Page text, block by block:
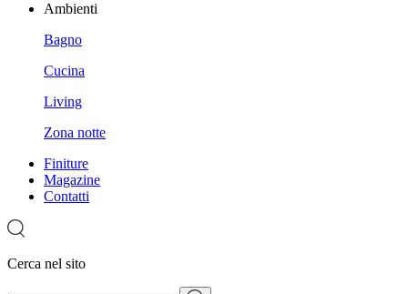
Ambienti
Bagno
Cucina
Living
Zona notte
Finiture
Magazine
Contatti
Cerca nel sito